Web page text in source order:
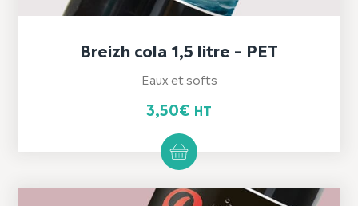
Breizh cola 1,5 litre – PET
Eaux et softs
3,50€ HT